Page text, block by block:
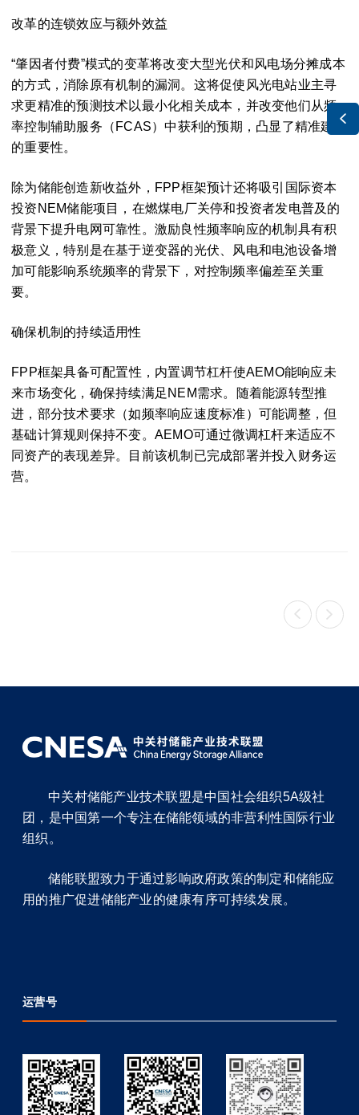

改革的连锁效应与额外效益
“肇因者付费”模式的变革将改变大型光伏和风电场分摊成本
的方式，消除原有机制的漏洞。这将促使风光电站业主寻
求更精准的预测技术以最小化相关成本，并改变他们从频
率控制辅助服务（FCAS）中获利的预期，凸显了精准建模
的重要性。
除为储能创造新收益外，FPP框架预计还将吸引国际资本
投资NEM储能项目，在燃煤电厂关停和投资者发电普及的
背景下提升电网可靠性。激励良性频率响应的机制具有积
极意义，特别是在基于逆变器的光伏、风电和电池设备增
加可能影响系统频率的背景下，对控制频率偏差至关重
要。
确保机制的持续适用性
FPP框架具备可配置性，内置调节杠杆使AEMO能响应未
来市场变化，确保持续满足NEM需求。随着能源转型推
进，部分技术要求（如频率响应速度标准）可能调整，但
基础计算规则保持不变。AEMO可通过微调杠杆来适应不
同资产的表现差异。目前该机制已完成部署并投入财务运
营。
 
中关村储能产业技术联盟是中国社会组织5A级社
团，是中国第一个专注在储能领域的非营利性国际行业
组织。
储能联盟致力于通过影响政府政策的制定和储能应
用的推广促进储能产业的健康有序可持续发展。
运营号